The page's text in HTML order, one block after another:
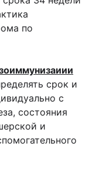
по
срок и
с
состояния
и